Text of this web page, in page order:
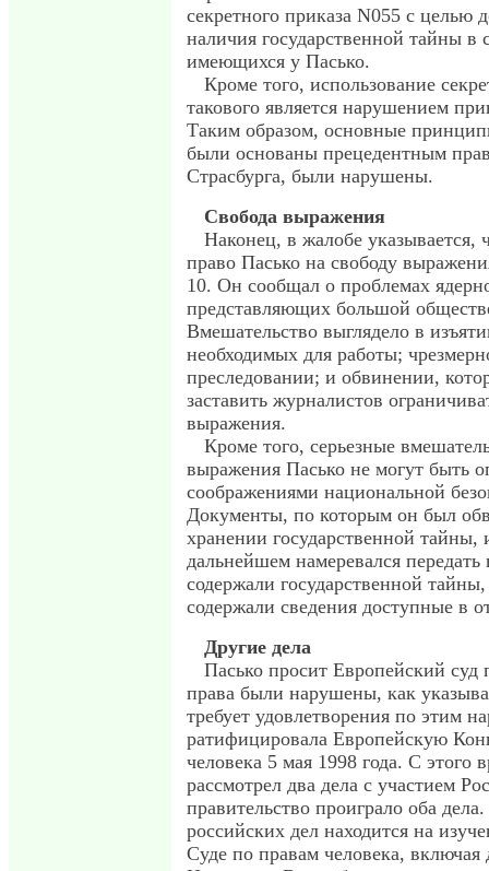
секретного приказа N055 с целью
наличия государственной тайны в
имеющихся у Пасько.
Кроме того, использование
такового является нарушением
Таким образом, основные
были основаны прецедентным
Страсбурга, были нарушены.
Свобода выражения
Наконец, в жалобе указывается,
право Пасько на свободу
10. Он сообщал о проблемах
представляющих большой
Вмешательство выглядело в
необходимых для работы;
преследовании; и обвинении,
заставить журналистов
выражения.
Кроме того, серьезные
выражения Пасько не могут быть
соображениями национальной
Документы, по которым он был
хранении государственной тайны,
дальнейшем намеревался
содержали государственной
содержали сведения доступные в
Другие дела
Пасько просит Европейский суд
права были нарушены, как
требует удовлетворения по этим
ратифицировала Европейскую
человека 5 мая 1998 года. С этого
рассмотрел два дела с участием
правительство проиграло оба
российских дел находится на
Суде по правам человека, включая